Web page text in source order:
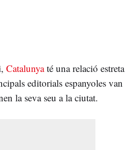
Catalunyaté una relació estreta
editorials espanyoles van
la seva seu a la ciutat.